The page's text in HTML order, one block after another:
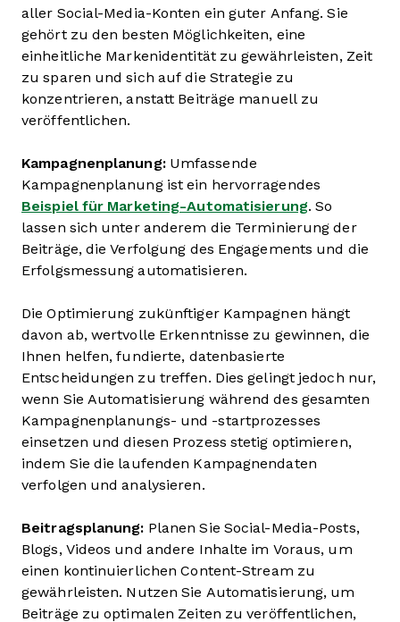
aller Social-Media-Konten ein guter Anfang. Sie
gehört zu den besten Möglichkeiten, eine
einheitliche Markenidentität zu gewährleisten, Zeit
zu sparen und sich auf die Strategie zu
konzentrieren, anstatt Beiträge manuell zu
veröffentlichen.
Kampagnenplanung:Umfassende
Kampagnenplanung ist ein hervorragendes
Beispiel für Marketing-Automatisierung. So
lassen sich unter anderem die Terminierung der
Beiträge, die Verfolgung des Engagements und die
Erfolgsmessung automatisieren.
Die Optimierung zukünftiger Kampagnen hängt
davon ab, wertvolle Erkenntnisse zu gewinnen, die
Ihnen helfen, fundierte, datenbasierte
Entscheidungen zu treffen. Dies gelingt jedoch nur,
wenn Sie Automatisierung während des gesamten
Kampagnenplanungs- und -startprozesses
einsetzen und diesen Prozess stetig optimieren,
indem Sie die laufenden Kampagnendaten
verfolgen und analysieren.
Beitragsplanung: Planen Sie Social-Media-Posts,
Blogs, Videos und andere Inhalte im Voraus, um
einen kontinuierlichen Content-Stream zu
gewährleisten. Nutzen Sie Automatisierung, um
Beiträge zu optimalen Zeiten zu veröffentlichen,